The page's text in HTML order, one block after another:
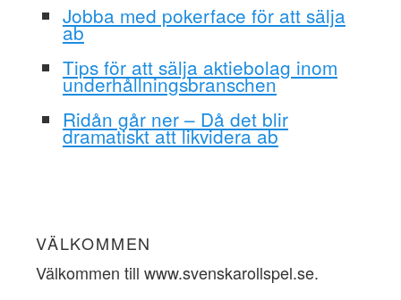
Jobba med pokerface för att sälja
ab
Tips för att sälja aktiebolag inom
underhållningsbranschen
Ridån går ner – Då det blir
dramatiskt att likvidera ab
VÄLKOMMEN
Välkommen till www.svenskarollspel.se.